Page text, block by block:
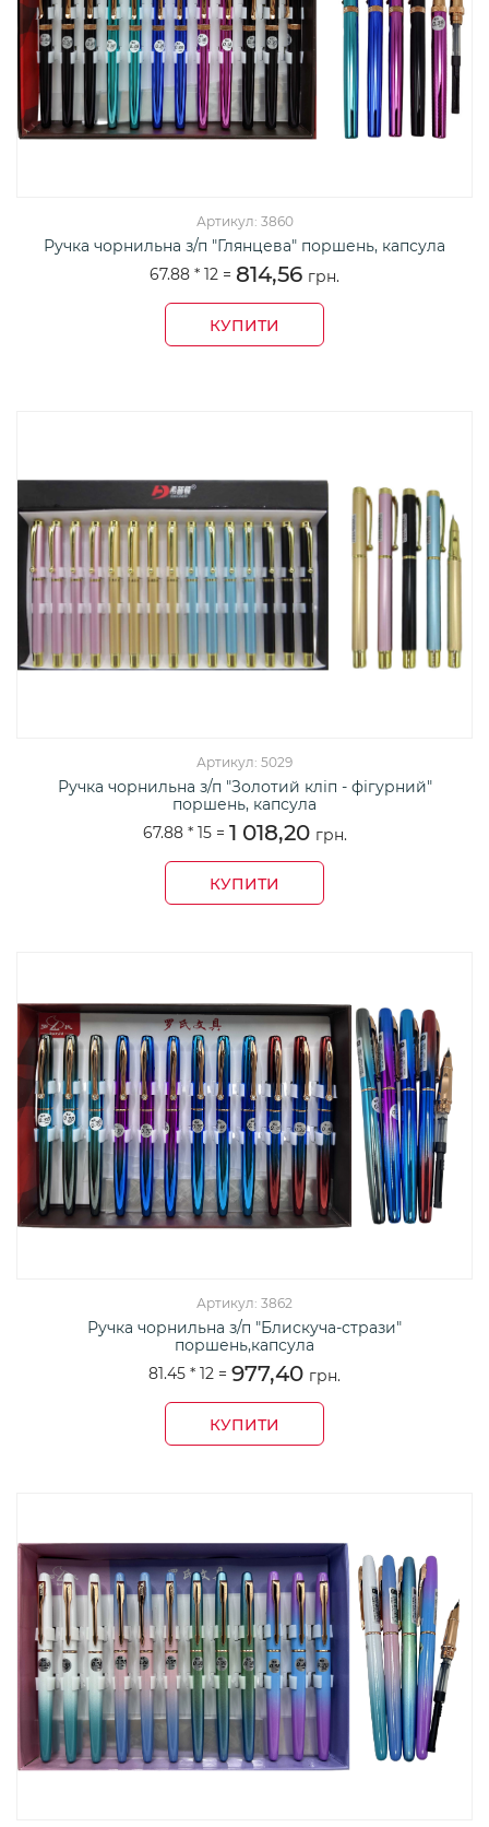
Артикул: 3860
Ручка чорнильна з/п "Глянцева" поршень, капсула
67.88 * 12 = 814,56 грн.
КУПИТИ
Артикул: 5029
Ручка чорнильна з/п "Золотий кліп - фігурний"
поршень, капсула
67.88 * 15= 1 018,20 грн.
КУПИТИ
Артикул: 3862
Ручка чорнильна з/п "Блискуча-стрази"
поршень,капсула
81.45 * 12 = 977,40 грн.
КУПИТИ